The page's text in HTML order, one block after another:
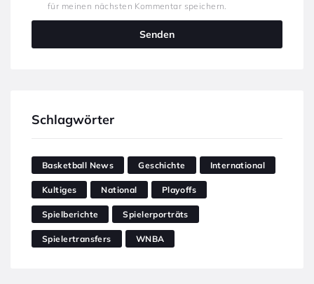
für meinen nächsten Kommentar speichern.
Schlagwörter
Basketball News Geschichte International
Kultiges National Playoffs
Spielberichte Spielerporträts
Spielertransfers WNBA